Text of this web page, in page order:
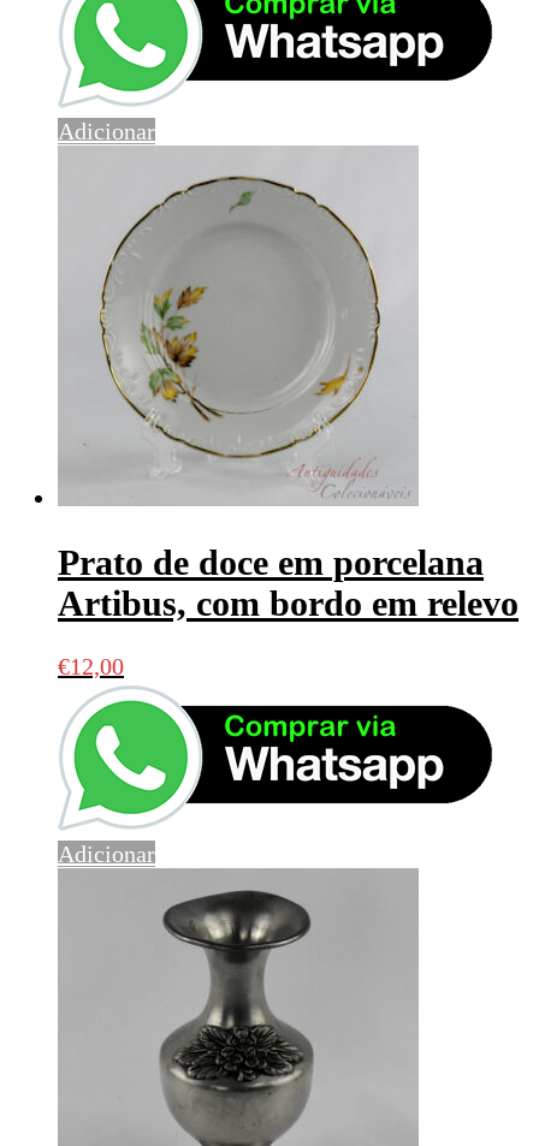
Adicionar
Prato de doce em porcelana
Artibus, com bordo em relevo
€12,00
Adicionar